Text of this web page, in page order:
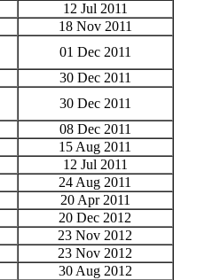
12 Jul 2011
18 Nov 2011
01 Dec 2011
30 Dec 2011
30 Dec 2011
08 Dec 2011
15 Aug 2011
12 Jul 2011
24 Aug 2011
20 Apr 2011
20 Dec 2012
23 Nov 2012
23 Nov 2012
30 Aug 2012